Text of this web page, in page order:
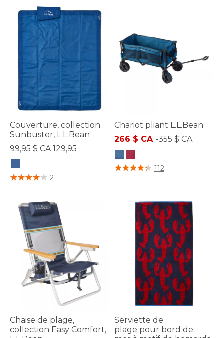
Couverture, collection
Sunbuster, L.L.Bean
99,95 $ CA 129,95
4,7 sur 5 Évaluation des clients
2
Chariot pliant L.L.Bean
266 $ CA -355 $ CA
5 sur 5 Évaluation des clients
112
Chaise de plage,
collection Easy Comfort,
Serviette de
plage pour bord de